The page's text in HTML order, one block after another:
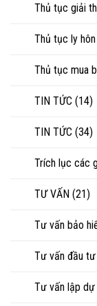
Thủ tục giải
Thủ tục ly
Thủ tục mua
TIN TỨC (14)
TIN TỨC (34)
Trích lục các
TƯ VẤN (21)
Tư vấn bảo
Tư vấn đầu
Tư vấn lập dự